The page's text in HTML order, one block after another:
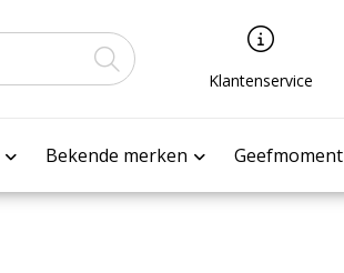
Klantenservice
Bekende merken Geefmoment